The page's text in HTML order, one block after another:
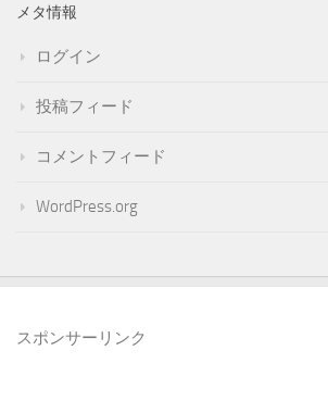
メタ情報
ログイン
投稿フィード
コメントフィード
WordPress.org
スポンサーリンク